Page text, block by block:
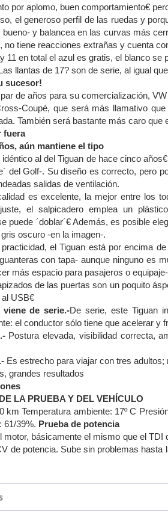
por aplomo, buen comportamiento€
el generoso perfil de las ruedas y
bueno- y balancea en las curvas más
no tiene reacciones extrañas y cuenta
11 en total el azul es gratis, el blanco
Las llantas de 17? son de serie, al igual
sucesor!
de años para su comercialización,
Coupé, que será más llamativo
También será bastante más caro que
fuera
aún mantiene el tipo
al del Tiguan de hace cinco
del Golf-. Su diseño es correcto, pero
salidas de ventilación.
es excelente, la mejor entre los
el salpicadero emplea un
puede ´doblar´€ Además, es posible
oscuro -en la imagen-.
practicidad, el Tiguan está por encima
con tapa- aunque ninguno es
más espacio para pasajeros o
de las puertas son un poquito
al USB€
de serie.-De serie, este Tiguan
el conductor sólo tiene que acelerar y
Postura elevada, visibilidad correcta,
Es estrecho para viajar con tres
grandes resultados
LA PRUEBA Y DEL VEHÍCULO
km Temperatura ambiente: 17º C
61/39%. Prueba de potencia
motor, básicamente el mismo que el
de potencia. Sube sin problemas